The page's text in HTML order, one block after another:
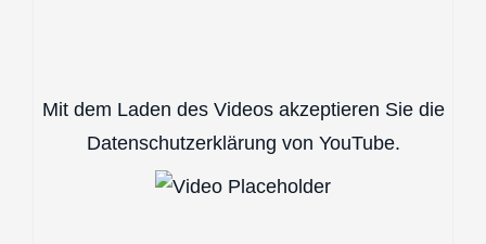
Mit dem Laden des Videos akzeptieren Sie die
Datenschutzerklärung von YouTube.